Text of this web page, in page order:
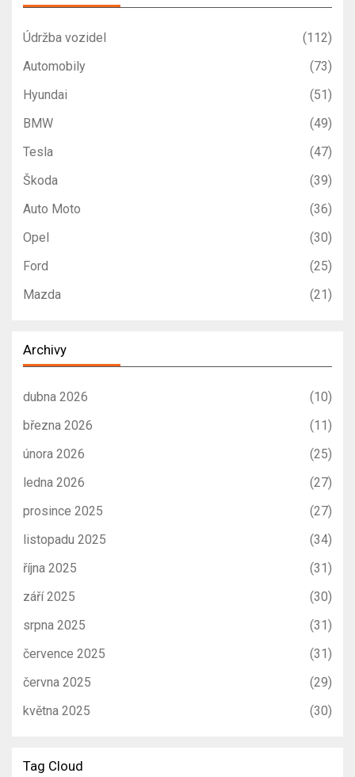
Údržba vozidel
(112)
Automobily
(73)
Hyundai
(51)
BMW
(49)
Tesla
(47)
Škoda
(39)
Auto Moto
(36)
Opel
(30)
Ford
(25)
Mazda
(21)
Archivy
dubna 2026
(10)
března 2026
(11)
února 2026
(25)
ledna 2026
(27)
prosince 2025
(27)
listopadu 2025
(34)
října 2025
(31)
září 2025
(30)
srpna 2025
(31)
července 2025
(31)
června 2025
(29)
května 2025
(30)
Tag Cloud